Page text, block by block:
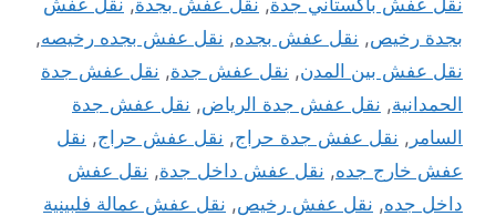
نقل عفش باكستاني جدة, نقل عفش بجدة, نقل عفش
بجدة رخيص, نقل عفش بجده, نقل عفش بجده رخيصه,
نقل عفش بين المدن, نقل عفش جدة, نقل عفش جدة
الحمدانية, نقل عفش جدة الرياض, نقل عفش جدة
السامر , نقل عفش جدة حراج, نقل عفش حراج, نقل
عفش خارج جده, نقل عفش داخل جدة, نقل عفش
داخل جده, نقل عفش رخيص, نقل عفش عمالة فلبينية